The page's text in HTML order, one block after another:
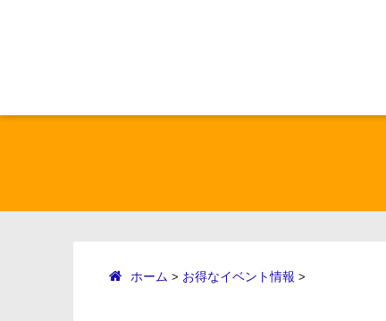
ホーム > お得なイベント情報 >